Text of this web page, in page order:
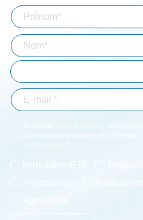
En validant votre inscription, vous
votre adresse email dans le but de
d'informations. *
Immobilier-BTP